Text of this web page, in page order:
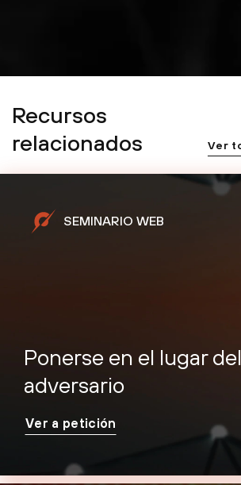
Recursos
relacionados
Ver
SEMINARIO WEB
Ponerse en el lugar del
adversario
Ver a petición